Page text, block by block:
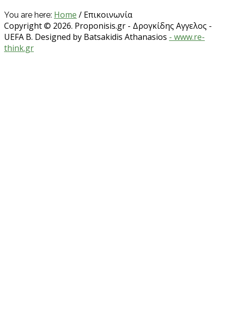
You are here: Home / Επικοινωνία
Copyright © 2026. Proponisis.gr - Δρογκίδης Αγγελος -
UEFA B. Designed by Batsakidis Athanasios - www.re-
think.gr